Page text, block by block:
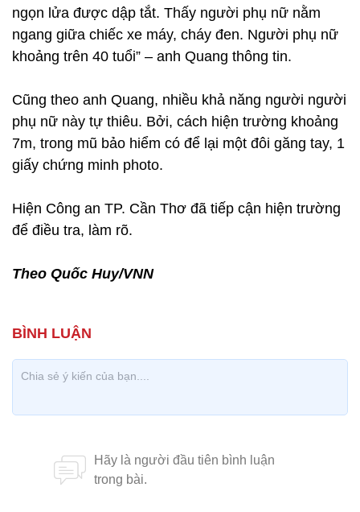
ngọn lửa được dập tắt. Thấy người phụ nữ nằm
ngang giữa chiếc xe máy, cháy đen. Người phụ nữ
khoảng trên 40 tuổi” – anh Quang thông tin.
Cũng theo anh Quang, nhiều khả năng người người
phụ nữ này tự thiêu. Bởi, cách hiện trường khoảng
7m, trong mũ bảo hiểm có để lại một đôi găng tay, 1
giấy chứng minh photo.
Hiện Công an TP. Cần Thơ đã tiếp cận hiện trường
để điều tra, làm rõ.
Theo Quốc Huy/VNN